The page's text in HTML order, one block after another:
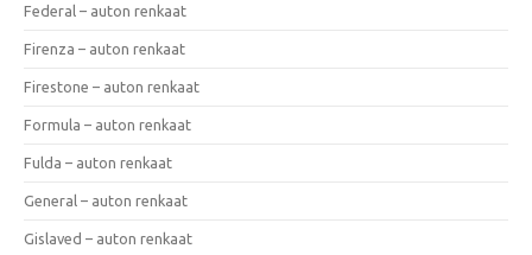
Federal – auton renkaat
Firenza – auton renkaat
Firestone – auton renkaat
Formula – auton renkaat
Fulda – auton renkaat
General – auton renkaat
Gislaved – auton renkaat